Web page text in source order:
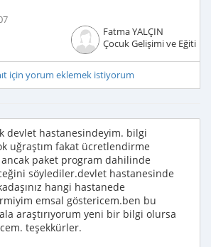
Fatma YALÇIN
Çocuk Gelişimi ve
için yorum eklemek istiyorum
devlet hastanesindeyim. bilgi
uğraştım fakat ücretlendirme
paket program dahilinde
söylediler.devlet hastanesinde
hangi hastanede
emsal göstericem.ben bu
araştırıyorum yeni bir bilgi olursa
teşekkürler.